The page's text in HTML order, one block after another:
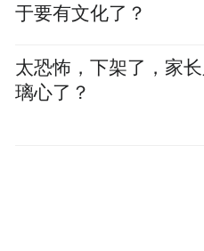
于要有文化了？
太恐怖，下架了，家
璃心了？